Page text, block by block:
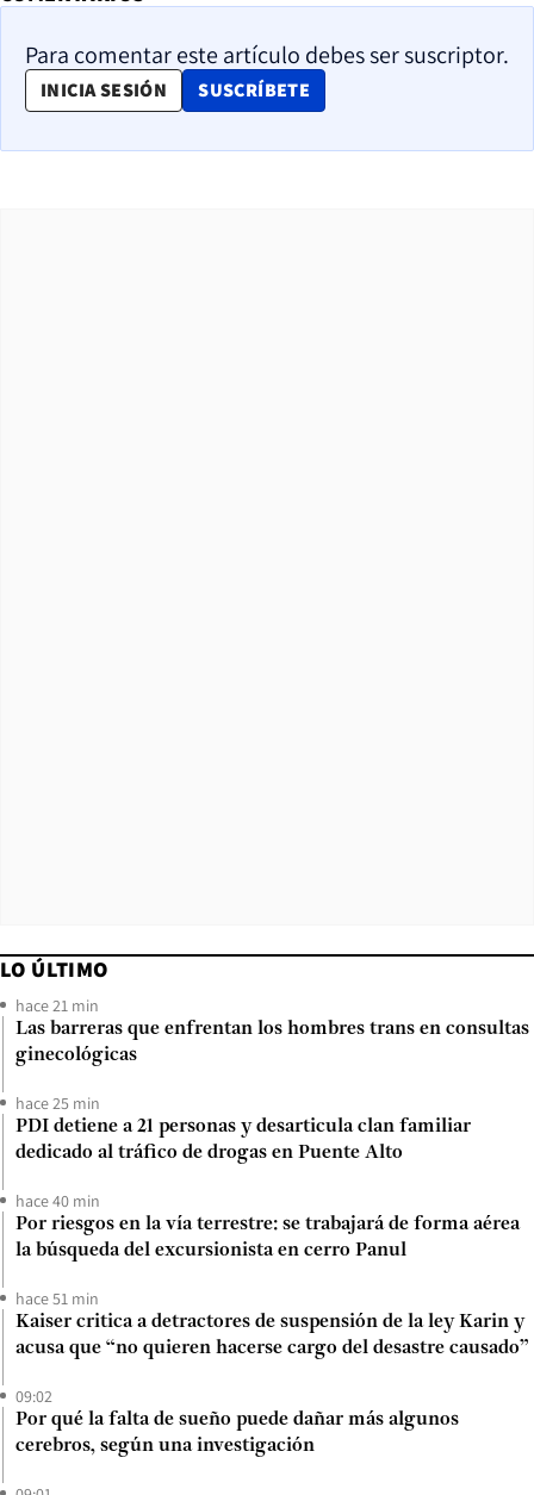
Para comentar este artículo debes ser suscriptor.
INICIA SESIÓN SUSCRÍBETE
OPENS IN NEW WINDOW
LO ÚLTIMO
hace 21 min
Las barreras que enfrentan los hombres trans en consultas
ginecológicas
hace 25 min
PDI detiene a 21 personas y desarticula clan familiar
dedicado al tráfico de drogas en Puente Alto
hace 40 min
Por riesgos en la vía terrestre: se trabajará de forma aérea
la búsqueda del excursionista en cerro Panul
hace 51 min
Kaiser critica a detractores de suspensión de la ley Karin y
acusa que “no quieren hacerse cargo del desastre causado”
09:02
Por qué la falta de sueño puede dañar más algunos
cerebros, según una investigación